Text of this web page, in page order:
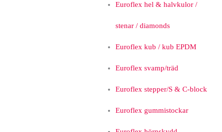
Euroflex hel & halvkulor /
stenar / diamonds
Euroflex kub / kub EPDM
Euroflex svamp/träd
Euroflex stepper/S & C-block
Euroflex gummistockar